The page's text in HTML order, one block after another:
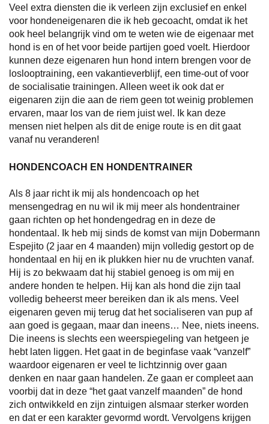
Veel extra diensten die ik verleen zijn exclusief en enkel
voor hondeneigenaren die ik heb gecoacht, omdat ik het
ook heel belangrijk vind om te weten wie de eigenaar met
hond is en of het voor beide partijen goed voelt. Hierdoor
kunnen deze eigenaren hun hond intern brengen voor de
loslooptraining, een vakantieverblijf, een time-out of voor
de socialisatie trainingen. Alleen weet ik ook dat er
eigenaren zijn die aan de riem geen tot weinig problemen
ervaren, maar los van de riem juist wel. Ik kan deze
mensen niet helpen als dit de enige route is en dit gaat
vanaf nu veranderen!
HONDENCOACH EN HONDENTRAINER
Als 8 jaar richt ik mij als hondencoach op het
mensengedrag en nu wil ik mij meer als hondentrainer
gaan richten op het hondengedrag en in deze de
hondentaal. Ik heb mij sinds de komst van mijn Dobermann
Espejito (2 jaar en 4 maanden) mijn volledig gestort op de
hondentaal en hij en ik plukken hier nu de vruchten vanaf.
Hij is zo bekwaam dat hij stabiel genoeg is om mij en
andere honden te helpen. Hij kan als hond die zijn taal
volledig beheerst meer bereiken dan ik als mens. Veel
eigenaren geven mij terug dat het socialiseren van pup af
aan goed is gegaan, maar dan ineens… Nee, niets ineens.
Die ineens is slechts een weerspiegeling van hetgeen je
hebt laten liggen. Het gaat in de beginfase vaak “vanzelf”
waardoor eigenaren er veel te lichtzinnig over gaan
denken en naar gaan handelen. Ze gaan er compleet aan
voorbij dat in deze “het gaat vanzelf maanden” de hond
zich ontwikkeld en zijn zintuigen alsmaar sterker worden
en dat er een karakter gevormd wordt. Vervolgens krijgen